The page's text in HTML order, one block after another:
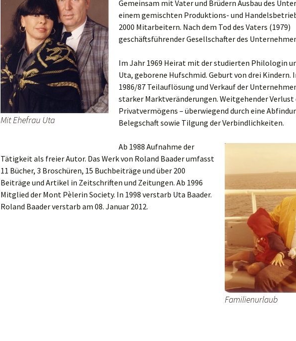
Mit Ehefrau Uta
Gemeinsam mit Vater und Brüdern Ausbau des
einem gemischten Produktions- und
2000 Mitarbeitern. Nach dem Tod des Vaters (1979)
geschäftsführender Gesellschafter des
Im Jahr 1969 Heirat mit der studierten Philologin
Uta, geborene Hufschmid. Geburt von drei Kindern.
1986/87 Teilauflösung und Verkauf der
starker Marktveränderungen. Weitgehender Verlust
Privatvermögens – überwiegend durch eine
Belegschaft sowie Tilgung der Verbindlichkeiten.
Familienurlaub
Ab 1988 Aufnahme der
Tätigkeit als freier Autor. Das Werk von Roland Baader umfasst
11 Bücher, 3 Broschüren, 15 Buchbeiträge und über 200
Beiträge und Artikel in Zeitschriften und Zeitungen. Ab 1996
Mitglied der Mont Pèlerin Society. In 1998 verstarb Uta Baader.
Roland Baader verstarb am 08. Januar 2012.